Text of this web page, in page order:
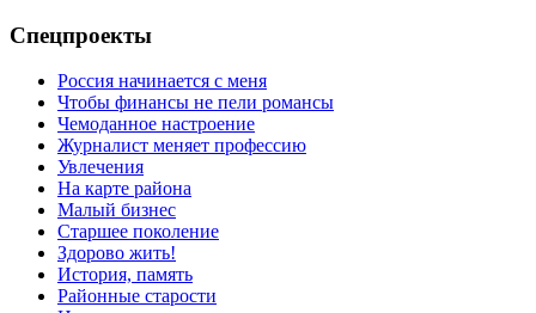
Спецпроекты
Россия начинается с меня
Чтобы финансы не пели романсы
Чемоданное настроение
Журналист меняет профессию
Увлечения
На карте района
Малый бизнес
Старшее поколение
Здорово жить!
История, память
Районные старости